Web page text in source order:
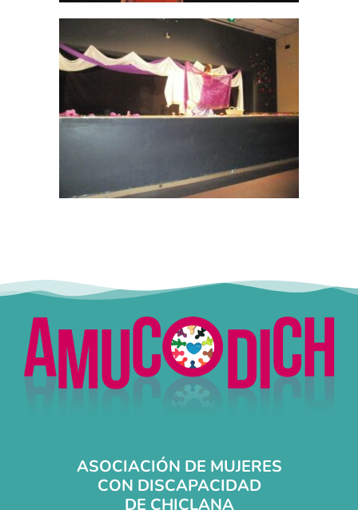
ASOCIACIÓN DE MUJERES
CON DISCAPACIDAD
DE CHICLANA